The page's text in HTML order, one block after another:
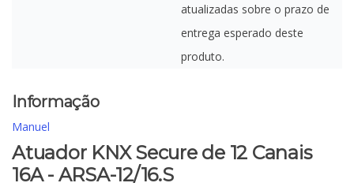
atualizadas sobre o prazo de
entrega esperado deste
produto.
Informação
Manuel
Atuador KNX Secure de 12 Canais
16A - ARSA-12/16.S